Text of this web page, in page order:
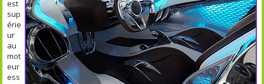
est
sup
érie
ur
au
mot
eur
ess